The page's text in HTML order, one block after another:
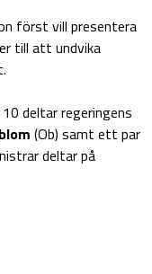
först vill presentera
till att undvika
deltar regeringens
(Ob) samt ett par
deltar på